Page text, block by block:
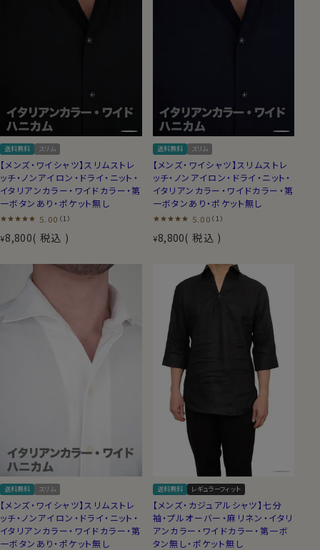
送料無料 スリム
【メンズ・ワイシャツ】スリムストレ
ッチ・ノンアイロン・ドライ・ニット・
イタリアンカラー・ワイドカラー・第
一ボタンあり・ポケット無し
5.00 （1）
¥8,800 税込
送料無料 スリム
【メンズ・ワイシャツ】スリムストレ
ッチ・ノンアイロン・ドライ・ニット・
イタリアンカラー・ワイドカラー・第
一ボタンあり・ポケット無し
5.00 （1）
¥8,800 税込
送料無料 スリム
【メンズ・ワイシャツ】スリムストレ
ッチ・ノンアイロン・ドライ・ニット・
イタリアンカラー・ワイドカラー・第
一ボタンあり・ポケット無し
送料無料 レギュラーフィット
【メンズ・カジュアルシャツ】七分
袖・プルオーバー・麻リネン・イタリ
アンカラー・ワイドカラー・第一ボ
タン無し・ポケット無し